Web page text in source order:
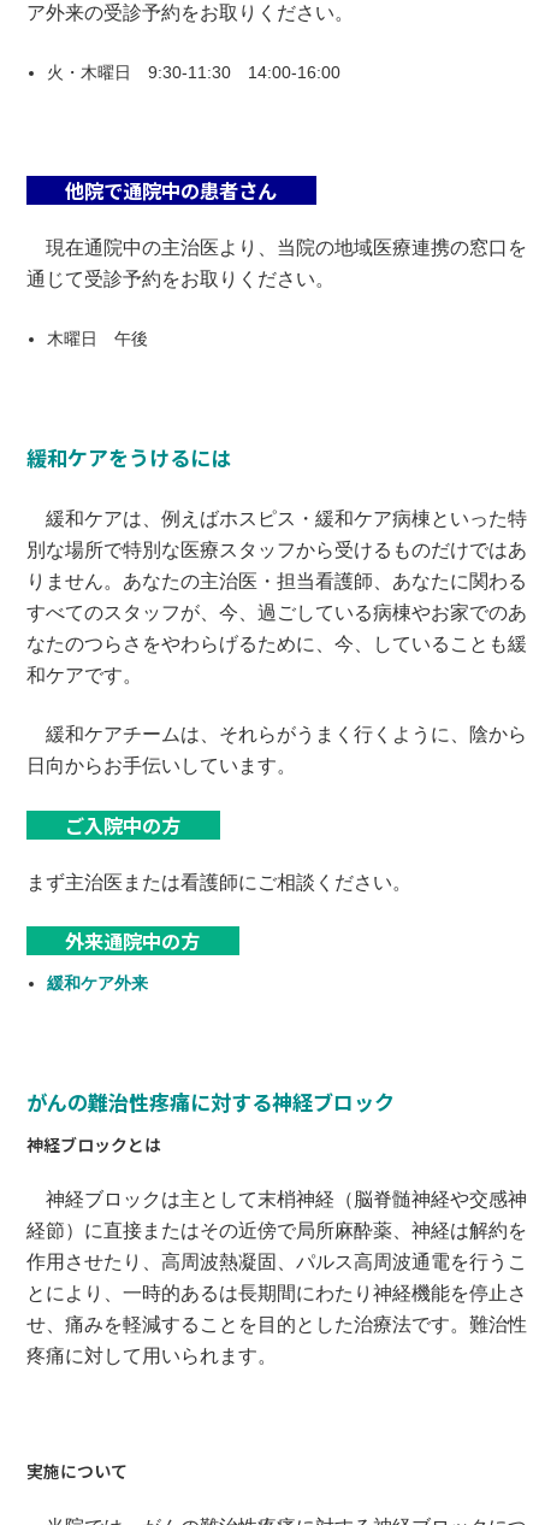
ア外来の受診予約をお取りください。
火・木曜日 9:30-11:30 14:00-16:00
他院で通院中の患者さん
現在通院中の主治医より、当院の地域医療連携の窓口を
通じて受診予約をお取りください。
木曜日 午後
緩和ケアをうけるには
緩和ケアは、例えばホスピス・緩和ケア病棟といった特
別な場所で特別な医療スタッフから受けるものだけではあ
りません。あなたの主治医・担当看護師、あなたに関わる
すべてのスタッフが、今、過ごしている病棟やお家でのあ
なたのつらさをやわらげるために、今、していることも緩
和ケアです。
緩和ケアチームは、それらがうまく行くように、陰から
日向からお手伝いしています。
ご入院中の方
まず主治医または看護師にご相談ください。
外来通院中の方
緩和ケア外来
がんの難治性疼痛に対する神経ブロック
神経ブロックとは
神経ブロックは主として末梢神経（脳脊髄神経や交感神
経節）に直接またはその近傍で局所麻酔薬、神経は解約を
作用させたり、高周波熱凝固、パルス高周波通電を行うこ
とにより、一時的あるは長期間にわたり神経機能を停止さ
せ、痛みを軽減することを目的とした治療法です。難治性
疼痛に対して用いられます。
実施について